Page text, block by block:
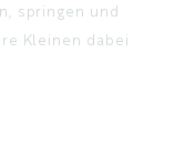
springen und
Kleinen dabei